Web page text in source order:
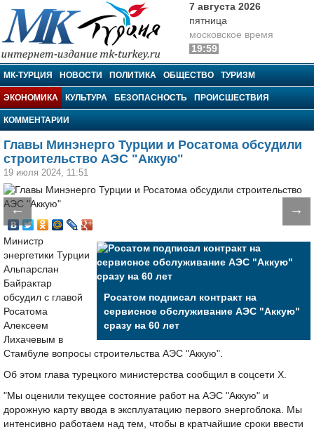
МК-Турция
7 августа 2026
пятница
московское время
19:59
МК-ТУРЦИЯ НОВОСТИ ПОЛИТИКА ОБЩЕСТВО ТУРИЗМ
ЭКОНОМИКА КУЛЬТУРА БЕЗОПАСНОСТЬ ПРОИСШЕСТВИЯ
КОММЕНТАРИИ
Главы Минэнерго Турции и Росатома обсудили
строительство АЭС "Аккую"
19 июля 2024, 11:51
← →
Росатом подписал контракт на
сервисное обслуживание АЭС "Аккую"
сразу на 60 лет
Министр
энергетики Турции
Альпарслан
Байрактар
обсудил с главой
Росатома
Алексеем
Лихачевым в
Стамбуле вопросы строительства АЭС "Аккую".
Об этом глава турецкого министерства сообщил в соцсети X.
"Мы оценили текущее состояние работ на АЭС "Аккую" и
дорожную карту ввода в эксплуатацию первого энергоблока. Мы
интенсивно работаем над тем, чтобы в кратчайшие сроки ввести